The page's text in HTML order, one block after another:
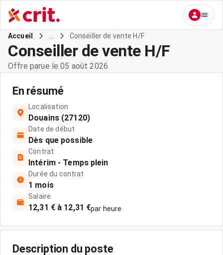
Accueil Conseiller de vente H/F
Conseiller de vente H/F
Offre parue le 05 août 2026
En résumé
Localisation
Douains (27120)
Date de début
Dès que possible
Contrat
Intérim - Temps plein
Durée du contrat
1 mois
Salaire
12,31 € à 12,31 €par heure
Description du poste